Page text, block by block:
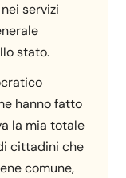
servizi
stato.
hanno fatto
la mia totale
cittadini che
comune,